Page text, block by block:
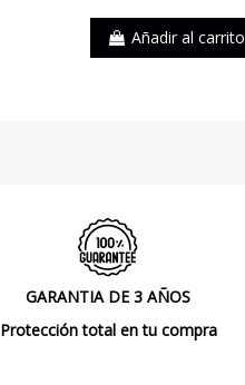
Añadir al carrito
GARANTIA DE 3 AÑOS
Protección total en tu compra